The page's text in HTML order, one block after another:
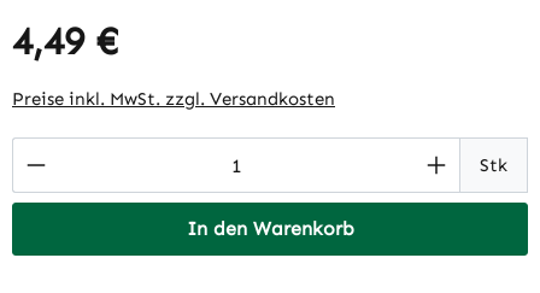
Regulärer Preis:
4,49 €
Preise inkl. MwSt. zzgl. Versandkosten
Produkt Anzahl: Gib den gewünschtenStk
In den Warenkorb